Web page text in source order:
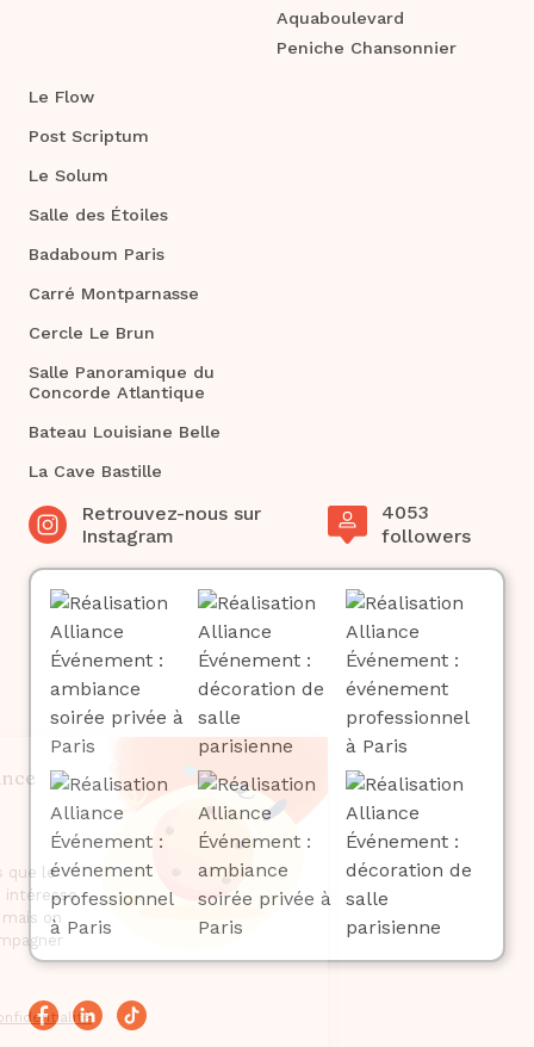
Aquaboulevard
Peniche Chansonnier
Le Flow
Post Scriptum
Le Solum
Salle des Étoiles
Badaboum Paris
Carré Montparnasse
Cercle Le Brun
Salle Panoramique du
Concorde Atlantique
Bateau Louisiane Belle
La Cave Bastille
Retrouvez-nous sur
Instagram
4053
followers